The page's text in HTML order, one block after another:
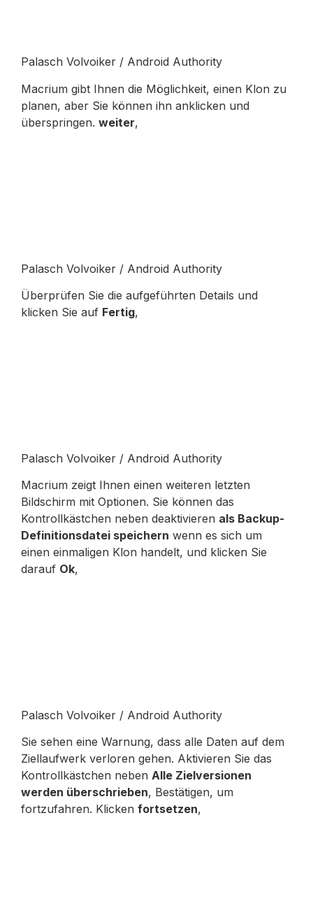
Palasch Volvoiker / Android Authority
Macrium gibt Ihnen die Möglichkeit, einen Klon zu
planen, aber Sie können ihn anklicken und
überspringen. weiter,
Palasch Volvoiker / Android Authority
Überprüfen Sie die aufgeführten Details und
klicken Sie auf Fertig,
Palasch Volvoiker / Android Authority
Macrium zeigt Ihnen einen weiteren letzten
Bildschirm mit Optionen. Sie können das
Kontrollkästchen neben deaktivieren als Backup-
Definitionsdatei speichern wenn es sich um
einen einmaligen Klon handelt, und klicken Sie
darauf Ok,
Palasch Volvoiker / Android Authority
Sie sehen eine Warnung, dass alle Daten auf dem
Ziellaufwerk verloren gehen. Aktivieren Sie das
Kontrollkästchen neben Alle Zielversionen
werden überschrieben, Bestätigen, um
fortzufahren. Klicken fortsetzen,